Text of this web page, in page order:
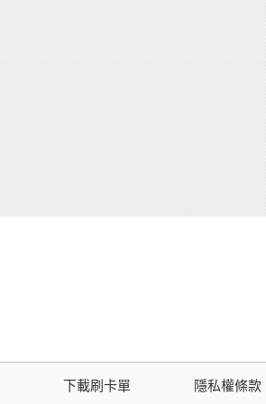
下載刷卡單 隱私權條款